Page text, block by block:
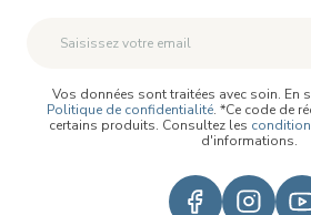
Vos données sont traitées avec soin. En
Politique de confidentialité. *Ce code de
certains produits. Consultez les
d'informations.